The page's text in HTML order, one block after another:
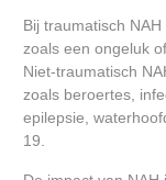
Bij traumatisch
zoals een ongeluk
Niet-traumatisch
zoals beroertes,
epilepsie,
19.